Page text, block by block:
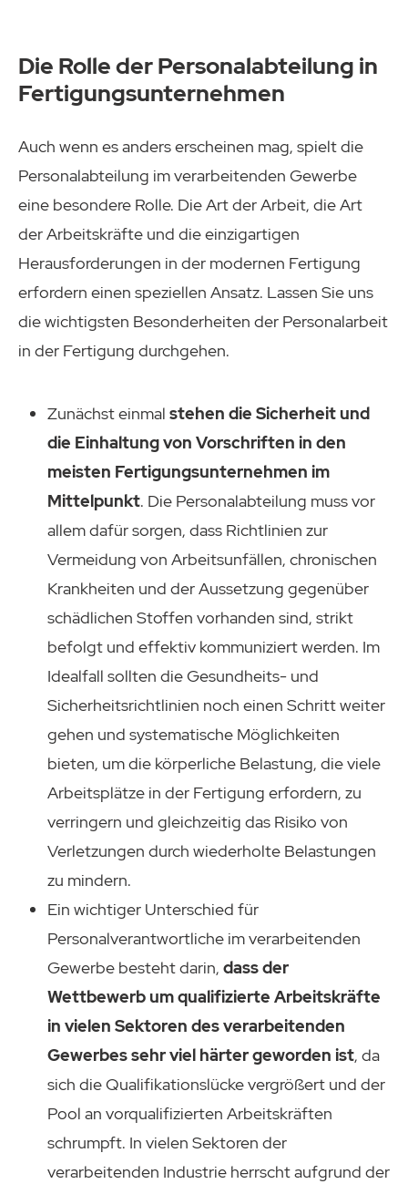
Die Rolle der Personalabteilung in
Fertigungsunternehmen
Auch wenn es anders erscheinen mag, spielt die
Personalabteilung im verarbeitenden Gewerbe
eine besondere Rolle. Die Art der Arbeit, die Art
der Arbeitskräfte und die einzigartigen
Herausforderungen in der modernen Fertigung
erfordern einen speziellen Ansatz. Lassen Sie uns
die wichtigsten Besonderheiten der Personalarbeit
in der Fertigung durchgehen.
Zunächst einmal stehen die Sicherheit und
die Einhaltung von Vorschriften in den
meisten Fertigungsunternehmen im
Mittelpunkt. Die Personalabteilung muss vor
allem dafür sorgen, dass Richtlinien zur
Vermeidung von Arbeitsunfällen, chronischen
Krankheiten und der Aussetzung gegenüber
schädlichen Stoffen vorhanden sind, strikt
befolgt und effektiv kommuniziert werden. Im
Idealfall sollten die Gesundheits- und
Sicherheitsrichtlinien noch einen Schritt weiter
gehen und systematische Möglichkeiten
bieten, um die körperliche Belastung, die viele
Arbeitsplätze in der Fertigung erfordern, zu
verringern und gleichzeitig das Risiko von
Verletzungen durch wiederholte Belastungen
zu mindern.
Ein wichtiger Unterschied für
Personalverantwortliche im verarbeitenden
Gewerbe besteht darin, dass der
Wettbewerb um qualifizierte Arbeitskräfte
in vielen Sektoren des verarbeitenden
Gewerbes sehr viel härter geworden ist, da
sich die Qualifikationslücke vergrößert und der
Pool an vorqualifizierten Arbeitskräften
schrumpft. In vielen Sektoren der
verarbeitenden Industrie herrscht aufgrund der